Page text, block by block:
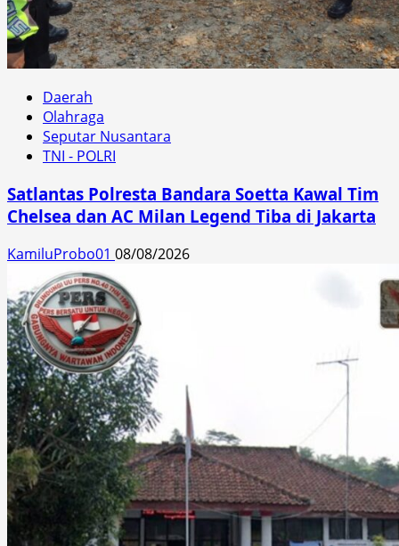
Daerah
Olahraga
Seputar Nusantara
TNI - POLRI
Satlantas Polresta Bandara Soetta Kawal Tim
Chelsea dan AC Milan Legend Tiba di Jakarta
KamiluProbo01 08/08/2026